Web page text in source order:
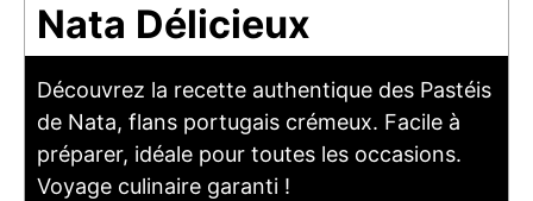
Nata Délicieux
Découvrez la recette authentique des Pastéis
de Nata, flans portugais crémeux. Facile à
préparer, idéale pour toutes les occasions.
Voyage culinaire garanti !